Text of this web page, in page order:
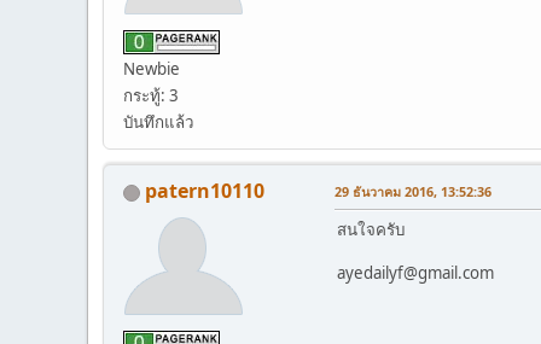
Newbie
กระทู้: 3
บันทึกแล้ว
patern10110 29 ธันวาคม 2016, 13:52:36
สนใจครับ
ayedailyf@gmail.com